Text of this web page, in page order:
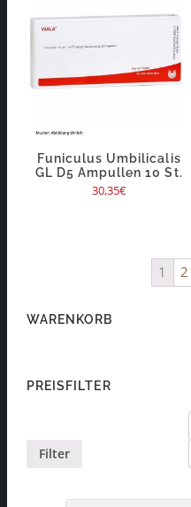
Funiculus Umbilicalis
GL D5 Ampullen 10 St.
30,35€
1 2
WARENKORB
PREISFILTER
Filter